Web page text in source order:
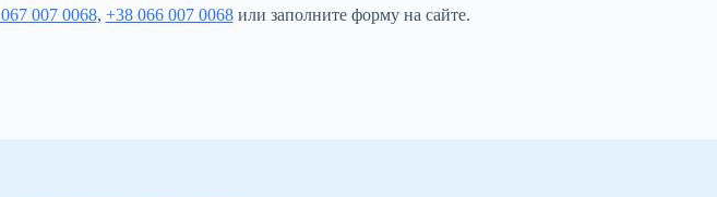
007 0068, +38 066 007 0068или заполните форму на сайте.